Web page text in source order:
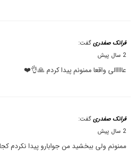
فرانک صفدری گفت:
2 سال پیش
عااااالی واقعا ممنونم پیدا کردم 🙏👌❤️
فرانک صفدری گفت:
2 سال پیش
ممنونم ولی ببخشید من جوابارو پیدا نکردم